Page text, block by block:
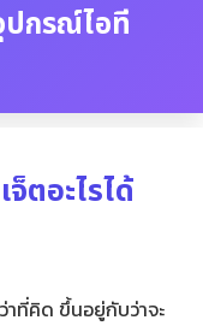
กรณ์ไอที
ตอะไรได้
ที่คิด ขึ้นอยู่กับว่าจะ